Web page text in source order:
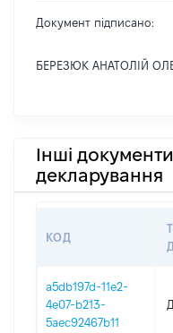
Документ підписано:
БЕРЕЗЮК АНАТОЛІЙ
Інші
декларування
КОД
a5db197d-11e2-
4e07-b213-
5aec92467b11